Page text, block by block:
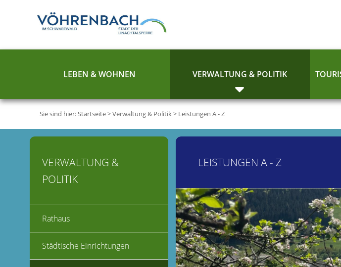
LEBEN & WOHNEN VERWALTUNG & POLITIK
Sie sind hier:Startseite>Verwaltung & Politik> Leistungen A - Z
LEISTUNGEN A - Z
VERWALTUNG &
POLITIK
Rathaus
Städtische Einrichtungen